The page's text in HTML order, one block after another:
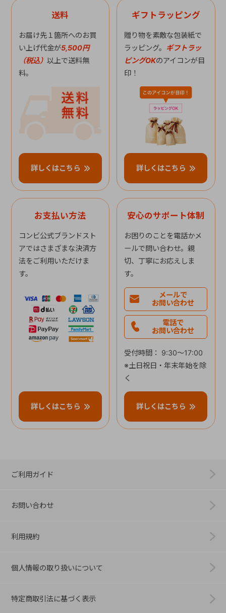
送料
お届け先１箇所へのお買
い上げ代金が5,500円
（税込） 以上で送料無
料。
詳しくはこちら
ギフトラッピング
贈り物を素敵な包装紙で
ラッピング。 ギフトラッ
ピングOKのアイコンが目
印！
詳しくはこちら
お支払い方法
コンビ公式ブランドスト
アではさまざまな決済方
法をご利用いただけま
す。
詳しくはこちら
安心のサポート体制
お困りのことを電話かメ
ールで問い合わせ。親
切、丁寧にお応えしま
す。
メールで
お問い合わせ
電話で
お問い合わせ
受付時間： 9:30～17:00
※土日祝日・年末年始を除
く
詳しくはこちら
ご利用ガイド
お問い合わせ
利用規約
個人情報の取り扱いについて
特定商取引法に基づく表示